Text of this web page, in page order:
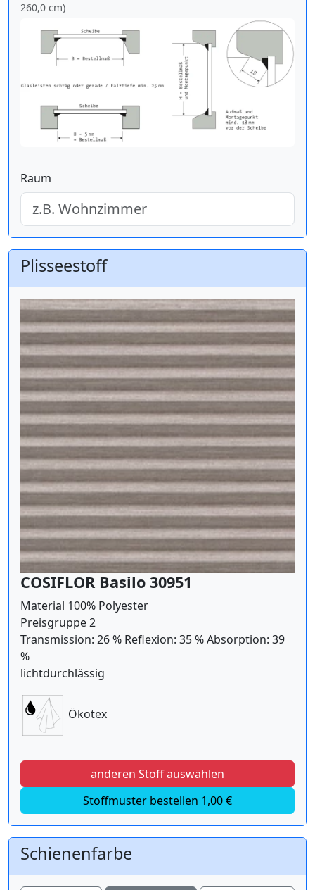
260,0 cm)
Raum
Plisseestoff
COSIFLOR Basilo 30951
Material 100% Polyester
Preisgruppe 2
Transmission: 26 % Reflexion: 35 % Absorption: 39
%
lichtdurchlässig
Ökotex
anderen Stoff auswählen
Stoffmuster bestellen 1,00 €
Schienenfarbe